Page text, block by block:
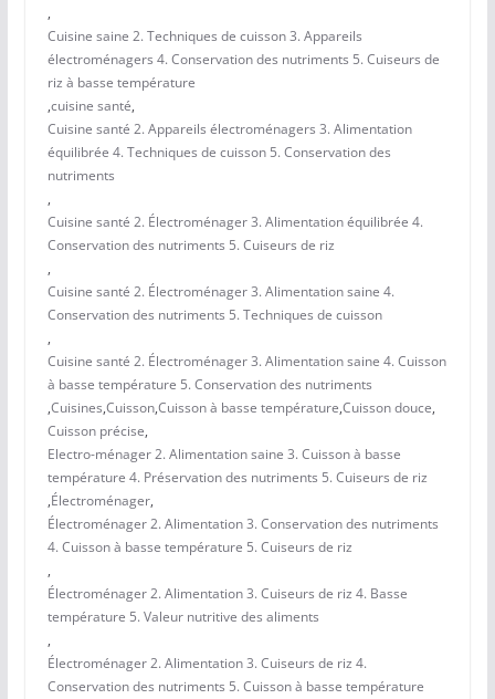
,
Cuisine saine 2. Techniques de cuisson 3. Appareils
électroménagers 4. Conservation des nutriments 5. Cuiseurs de
riz à basse température
,cuisine santé,
Cuisine santé 2. Appareils électroménagers 3. Alimentation
équilibrée 4. Techniques de cuisson 5. Conservation des
nutriments
,
Cuisine santé 2. Électroménager 3. Alimentation équilibrée 4.
Conservation des nutriments 5. Cuiseurs de riz
,
Cuisine santé 2. Électroménager 3. Alimentation saine 4.
Conservation des nutriments 5. Techniques de cuisson
,
Cuisine santé 2. Électroménager 3. Alimentation saine 4. Cuisson
à basse température 5. Conservation des nutriments
,Cuisines,Cuisson,Cuisson à basse température,Cuisson douce,
Cuisson précise,
Electro-ménager 2. Alimentation saine 3. Cuisson à basse
température 4. Préservation des nutriments 5. Cuiseurs de riz
,Électroménager,
Électroménager 2. Alimentation 3. Conservation des nutriments
4. Cuisson à basse température 5. Cuiseurs de riz
,
Électroménager 2. Alimentation 3. Cuiseurs de riz 4. Basse
température 5. Valeur nutritive des aliments
,
Électroménager 2. Alimentation 3. Cuiseurs de riz 4.
Conservation des nutriments 5. Cuisson à basse température